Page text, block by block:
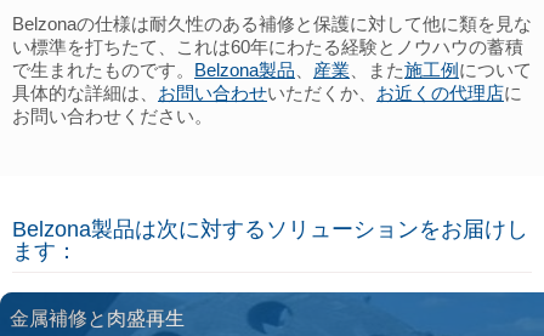
Belzonaの仕様は耐久性のある補修と保護に対して他に類を見な
い標準を打ちたて、これは60年にわたる経験とノウハウの蓄積
で生まれたものです。 Belzona製品 産業 、また施工例について
具体的な詳細は、 お問い合わせいただくか、 お近くの代理店に
お問い合わせください。
Belzona製品は次に対するソリューションをお届けし
ます：
金属補修と肉盛再生